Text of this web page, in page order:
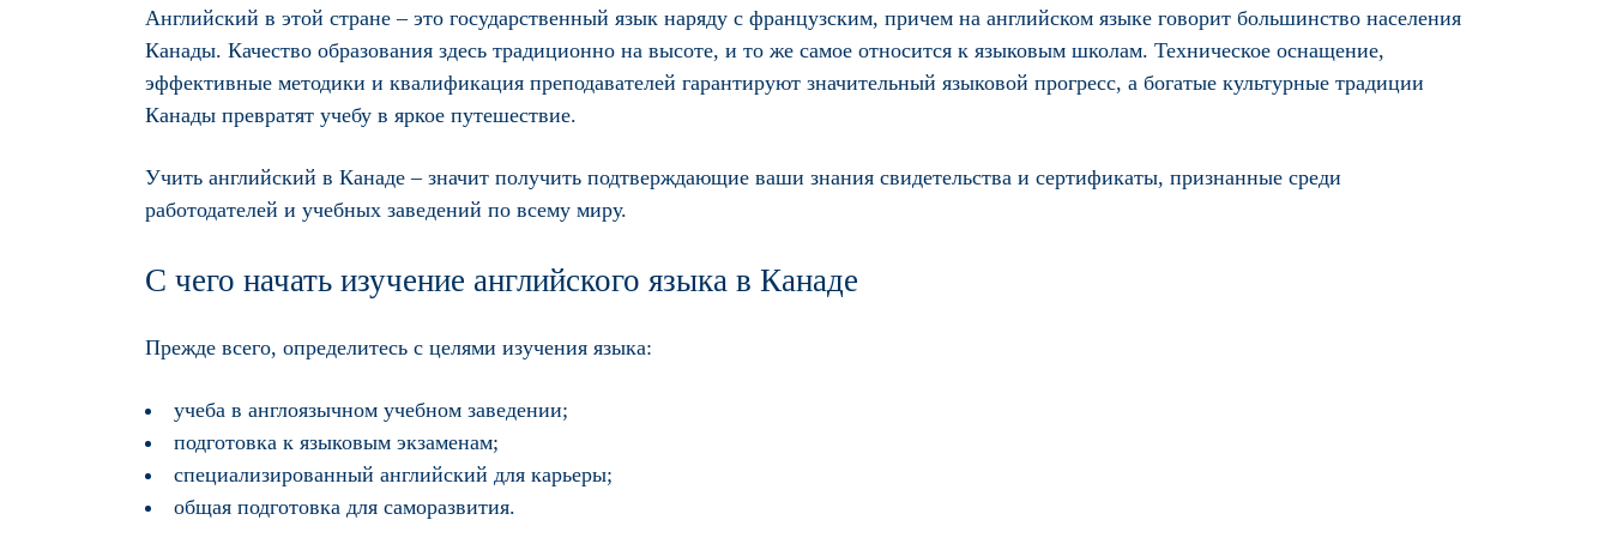
Английский в этой стране – это государственный язык наряду с французским, причем на английском языке говорит большинство населения
Канады. Качество образования здесь традиционно на высоте, и то же самое относится к языковым школам. Техническое оснащение,
эффективные методики и квалификация преподавателей гарантируют значительный языковой прогресс, а богатые культурные традиции
Канады превратят учебу в яркое путешествие.
Учить английский в Канаде – значит получить подтверждающие ваши знания свидетельства и сертификаты, признанные среди
работодателей и учебных заведений по всему миру.
С чего начать изучение английского языка в Канаде
Прежде всего, определитесь с целями изучения языка:
учеба в англоязычном учебном заведении;
подготовка к языковым экзаменам;
специализированный английский для карьеры;
общая подготовка для саморазвития.